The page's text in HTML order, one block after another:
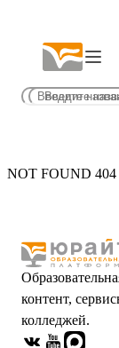
NOT FOUND 404
контент,
колледжей.